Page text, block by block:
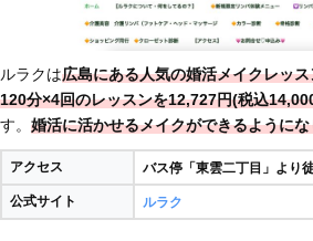
ルラクは広島にある人気の婚活メイクレッス
120分×4回のレッスンを12,727円(税込
す。 婚活に活かせるメイクができるように
アクセス バス停「東雲二丁目」より
公式サイト ルラク